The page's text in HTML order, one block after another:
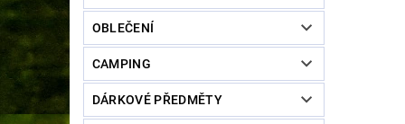
OBLEČENÍ
CAMPING
DÁRKOVÉ PŘEDMĚTY